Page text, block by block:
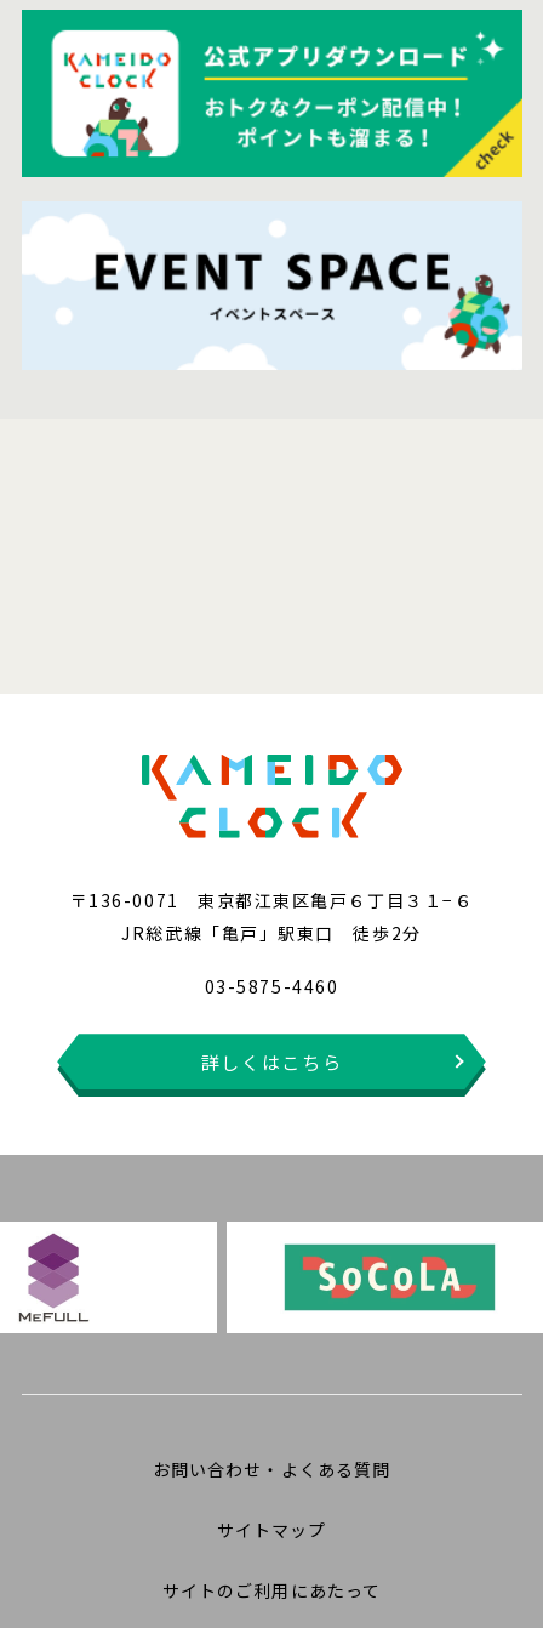
〒136-0071 東京都江東区亀戸６丁目３１−６
JR総武線「亀戸」駅東口 徒歩2分
03-5875-4460
詳しくはこちら
お問い合わせ・よくある質問
サイトマップ
サイトのご利用にあたって